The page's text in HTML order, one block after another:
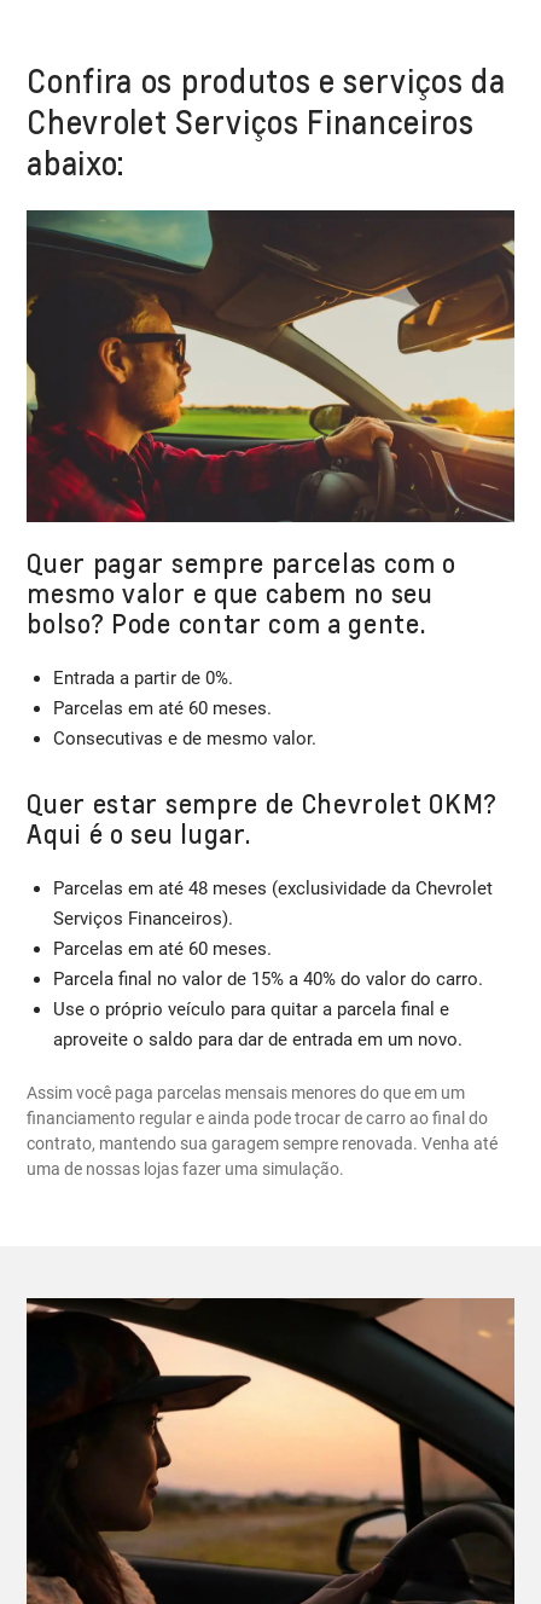
Confira os produtos e serviços da
Chevrolet Serviços Financeiros
abaixo:
Quer pagar sempre parcelas com o
mesmo valor e que cabem no seu
bolso? Pode contar com a gente.
Entrada a partir de 0%.
Parcelas em até 60 meses.
Consecutivas e de mesmo valor.
Quer estar sempre de Chevrolet 0KM?
Aqui é o seu lugar.
Parcelas em até 48 meses (exclusividade da Chevrolet
Serviços Financeiros).
Parcelas em até 60 meses.
Parcela final no valor de 15% a 40% do valor do carro.
Use o próprio veículo para quitar a parcela final e
aproveite o saldo para dar de entrada em um novo.
Assim você paga parcelas mensais menores do que em um
financiamento regular e ainda pode trocar de carro ao final do
contrato, mantendo sua garagem sempre renovada. Venha até
uma de nossas lojas fazer uma simulação.